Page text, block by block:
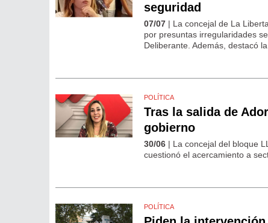
seguridad
07/07 | La concejal de La
por presuntas irregularidades
Deliberante. Además, destacó
POLÍTICA
Tras la salida de
gobierno
30/06 | La concejal del bloque
cuestionó el acercamiento a
POLÍTICA